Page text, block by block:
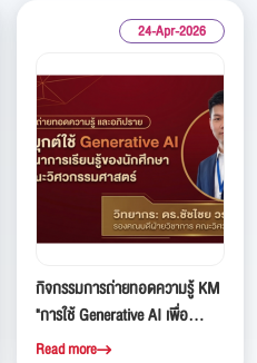
24-Apr-2026
กิจกรรมการถ่ายทอดความรู้ KM
"การใช้ Generative AI เพื่อ
พัฒนาการเรียนรู้ของนักศึกษา
Read more